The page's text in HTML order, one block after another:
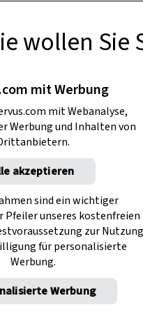
KÜCHE
alles
später auch als
einige
zu verspeisen.
wollen Sie
mit Werbung
mit Webanalyse,
Werbung und Inhalten von
akzeptieren
sind ein wichtiger
unseres kostenfreien
zur Nutzung
für personalisierte
Werbung.
Werbung